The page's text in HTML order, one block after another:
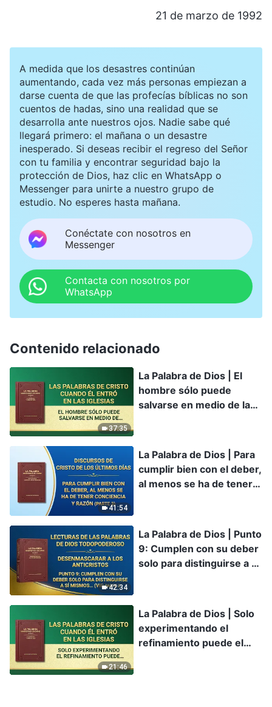
21 de marzo de 1992
A medida que los desastres continúan
aumentando, cada vez más personas empiezan a
darse cuenta de que las profecías bíblicas no son
cuentos de hadas, sino una realidad que se
desarrolla ante nuestros ojos. Nadie sabe qué
llegará primero: el mañana o un desastre
inesperado. Si deseas recibir el regreso del Señor
con tu familia y encontrar seguridad bajo la
protección de Dios, haz clic en WhatsApp o
Messenger para unirte a nuestro grupo de
estudio. No esperes hasta mañana.
Conéctate con nosotros en
Messenger
Contacta con nosotros por
WhatsApp
Contenido relacionado
37:35
La Palabra de Dios | El
hombre sólo puede
salvarse en medio de la
41:54
La Palabra de Dios | Para
cumplir bien con el deber,
al menos se ha de tener
42:34
La Palabra de Dios | Punto
9: Cumplen con su deber
solo para distinguirse a sí
ambiciones; nunca
consideran los intereses
de la casa de Dios, e
incluso los venden y los
21:46
La Palabra de Dios | Solo
experimentando el
refinamiento puede el